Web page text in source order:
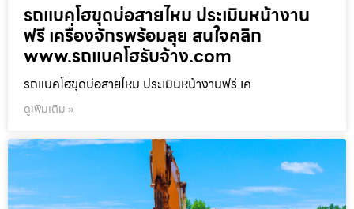
รถแบคโฮขุดบ่อสายไหม ประเมินหน้างาน
ฟรี เครื่องจักรพร้อมลุย สนใจคลิก
www.รถแบคโฮรับจ้าง.com
รถแบคโฮขุดบ่อสายไหม ประเมินหน้างานฟรี เค
ดูเพิ่มเติม »